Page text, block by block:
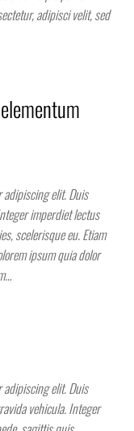
adipisci velit, sed
adipiscing elit. Duis
imperdiet lectus
scelerisque eu. Etiam
ipsum quia dolor
adipiscing elit. Duis
vehicula. Integer